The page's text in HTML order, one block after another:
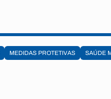
MEDIDAS PROTETIVAS SAÚDE